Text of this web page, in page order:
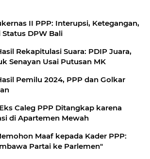
II PPP: Interupsi, Ketegangan,
DPW Bali
Rekapitulasi Suara: PDIP Juara,
Senayan Usai Putusan MK
Pemilu 2024, PPP dan Golkar
Caleg PPP Ditangkap karena
di Apartemen Mewah
Maaf kepada Kader PPP:
Partai ke Parlemen"